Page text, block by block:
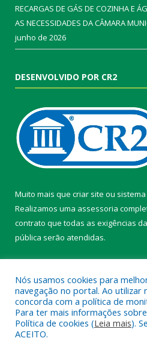
RECARGAS DE GÁS DE COZINHA E
AS NECESSIDADES DA CÂMARA
junho de 2026
DESENVOLVIDO POR CR2
Muito mais que criar site ou
Realizamos uma assessoria
contrato que todas as exigências
pública serão atendidas.
Todos os direitos reservados a
Nós usamos cookies para
navegação no portal. Ao utilizar
concorda com a política de
Para ter mais informações
Política de cookies (Leia mais).
ACEITO.